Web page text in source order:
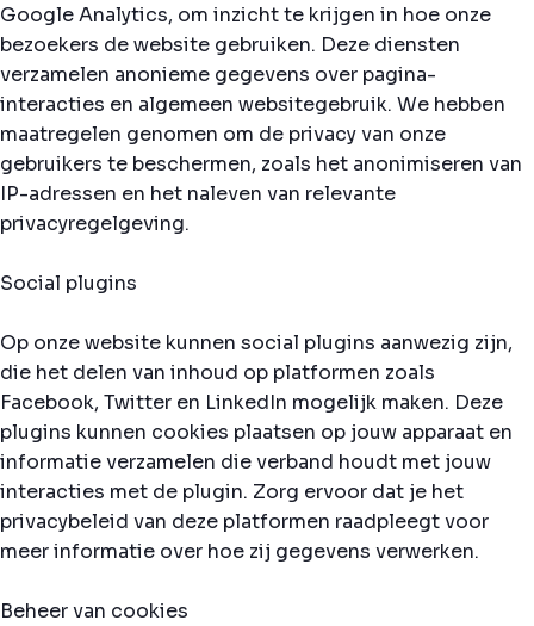
Google Analytics, om inzicht te krijgen in hoe onze
bezoekers de website gebruiken. Deze diensten
verzamelen anonieme gegevens over pagina-
interacties en algemeen websitegebruik. We hebben
maatregelen genomen om de privacy van onze
gebruikers te beschermen, zoals het anonimiseren van
IP-adressen en het naleven van relevante
privacyregelgeving.
Social plugins
Op onze website kunnen social plugins aanwezig zijn,
die het delen van inhoud op platformen zoals
Facebook, Twitter en LinkedIn mogelijk maken. Deze
plugins kunnen cookies plaatsen op jouw apparaat en
informatie verzamelen die verband houdt met jouw
interacties met de plugin. Zorg ervoor dat je het
privacybeleid van deze platformen raadpleegt voor
meer informatie over hoe zij gegevens verwerken.
Beheer van cookies